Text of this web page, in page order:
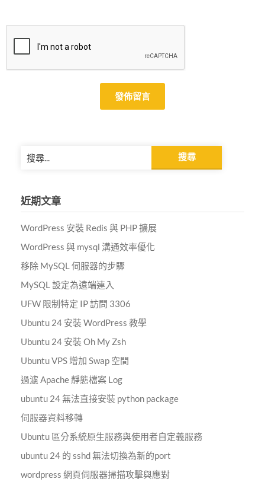
搜
尋
字:
近期文章
WordPress 安裝 Redis 與 PHP 擴展
WordPress 與 mysql 溝通效率優化
移除 MySQL 伺服器的步驟
MySQL 設定為遠端連入
UFW 限制特定 IP 訪問 3306
Ubuntu 24 安裝 WordPress 教學
Ubuntu 24 安裝 Oh My Zsh
Ubuntu VPS 增加 Swap 空間
過濾 Apache 靜態檔案 Log
ubuntu 24 無法直接安裝 python package
伺服器資料移轉
Ubuntu 區分系統原生服務與使用者自定義服務
ubuntu 24 的 sshd 無法切換為新的port
wordpress 網頁伺服器掃描攻擊與應對